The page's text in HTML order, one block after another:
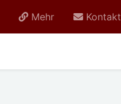
Mehr Kontakt